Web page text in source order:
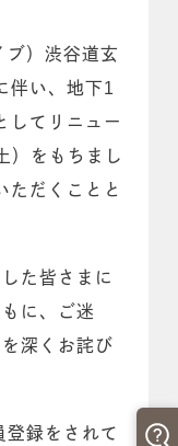
ブ）渋谷道玄
伴い、地下1
してリニュー
）をもちまし
ただくことと
た皆さまに
に、ご迷
深くお詫び
登録をされて